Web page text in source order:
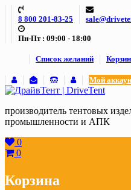
Skip
content
8 800 201-83-25
Пн-Пт : 09:00 - 18:00
Список желаний
Мой
производитель тентовых
промышленности и АПК
0
0
Корзина